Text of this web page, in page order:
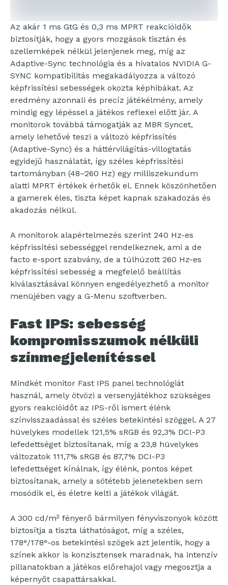
Az akár 1 ms GtG és 0,3 ms MPRT reakcióidők
biztosítják, hogy a gyors mozgások tisztán és
szellemképek nélkül jelenjenek meg, míg az
Adaptive-Sync technológia és a hivatalos NVIDIA G-
SYNC kompatibilitás megakadályozza a változó
képfrissítési sebességek okozta képhibákat. Az
eredmény azonnali és precíz játékélmény, amely
mindig egy lépéssel a játékos reflexei előtt jár. A
monitorok továbbá támogatják az MBR Syncet,
amely lehetővé teszi a változó képfrissítés
(Adaptive-Sync) és a háttérvilágítás-villogtatás
egyidejű használatát, így széles képfrissítési
tartományban (48–260 Hz) egy milliszekundum
alatti MPRT értékek érhetők el. Ennek köszönhetően
a gamerek éles, tiszta képet kapnak szakadozás és
akadozás nélkül.
A monitorok alapértelmezés szerint 240 Hz-es
képfrissítési sebességgel rendelkeznek, ami a de
facto e-sport szabvány, de a túlhúzott 260 Hz-es
képfrissítési sebesség a megfelelő beállítás
kiválasztásával könnyen engedélyezhető a monitor
menüjében vagy a G-Menu szoftverben.
Fast IPS: sebesség
kompromisszumok nélküli
színmegjelenítéssel
Mindkét monitor Fast IPS panel technológiát
használ, amely ötvözi a versenyjátékhoz szükséges
gyors reakcióidőt az IPS-ről ismert élénk
színvisszaadással és széles betekintési szöggel. A 27
hüvelykes modellek 121,5% sRGB és 92,3% DCI-P3
lefedettséget biztosítanak, míg a 23,8 hüvelykes
változatok 111,7% sRGB és 87,7% DCI-P3
lefedettséget kínálnak, így élénk, pontos képet
biztosítanak, amely a sötétebb jelenetekben sem
mosódik el, és életre kelti a játékok világát.
A 300 cd/m² fényerő bármilyen fényviszonyok között
biztosítja a tiszta láthatóságot, míg a széles,
178°/178°-os betekintési szögek azt jelentik, hogy a
színek akkor is konzisztensek maradnak, ha intenzív
pillanatokban a játékos előrehajol vagy megosztja a
képernyőt csapattársakkal.